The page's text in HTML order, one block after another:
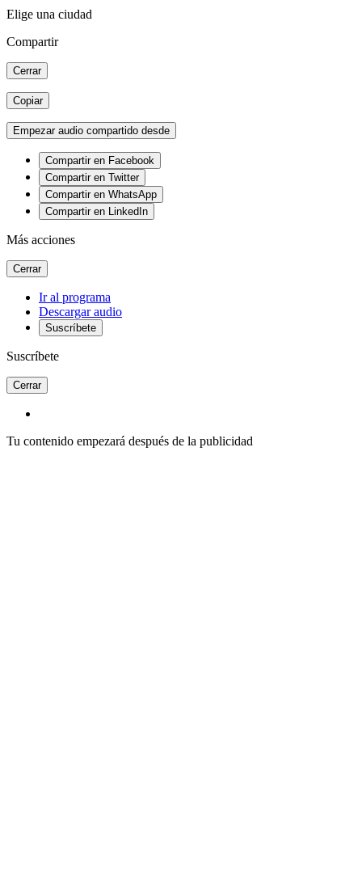
Elige una ciudad
Compartir
Cerrar
Copiar
Empezar audio compartido desde
Compartir en Facebook
Compartir en Twitter
Compartir en WhatsApp
Compartir en LinkedIn
Más acciones
Cerrar
Ir al programa
Descargar audio
Suscríbete
Suscríbete
Cerrar
Tu contenido empezará después de la publicidad